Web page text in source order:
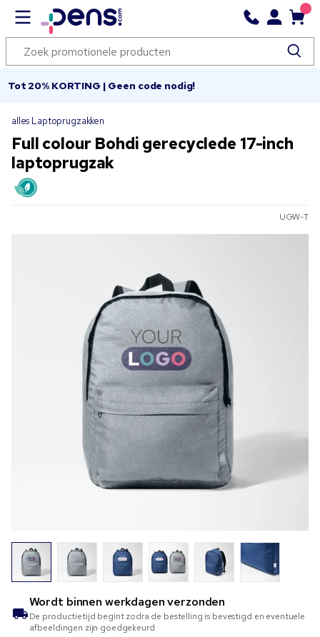
Tot 20% KORTING | Geen code nodig!
alles Laptoprugzakken
Full colour Bohdi gerecyclede 17-inch
laptoprugzak
UGW-T
Wordt binnen werkdagen verzonden
De productietijd begint zodra de bestelling is bevestigd en eventuele
afbeeldingen zijn goedgekeurd